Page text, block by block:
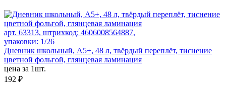
арт. 63313, штрихкод: 4606008564887,
упаковки: 1/26
Дневник школьный, А5+, 48 л, твёрдый переплёт, тиснение
цветной фольгой, глянцевая ламинация
цена за 1шт.
192 ₽